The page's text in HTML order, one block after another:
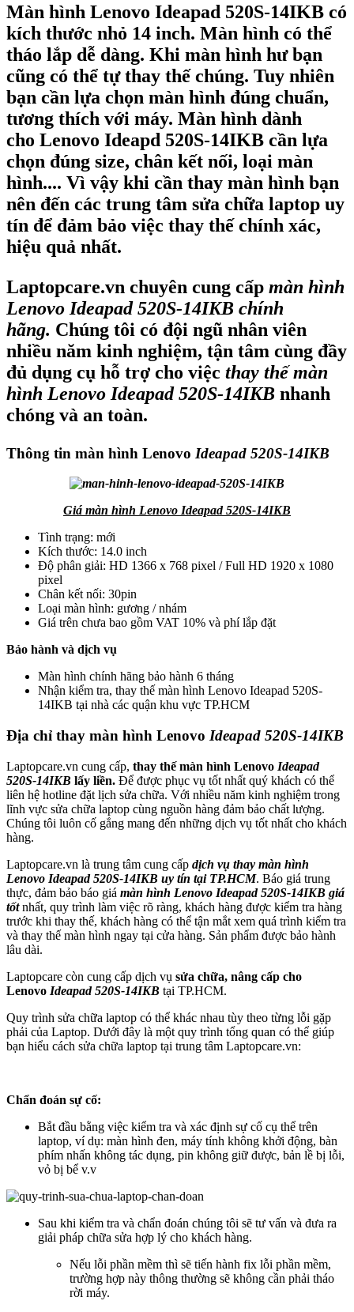
Màn hình Lenovo Ideapad 520S-14IKB có
kích thước nhỏ 14 inch. Màn hình có thể
tháo lắp dễ dàng. Khi màn hình hư bạn
cũng có thể tự thay thế chúng. Tuy nhiên
bạn cần lựa chọn màn hình đúng chuẩn,
tương thích với máy. Màn hình dành
cho Lenovo Ideapd 520S-14IKB cần lựa
chọn đúng size, chân kết nối, loại màn
hình.... Vì vậy khi cần thay màn hình bạn
nên đến các trung tâm sửa chữa laptop uy
tín để đảm bảo việc thay thế chính xác,
hiệu quả nhất.
Laptopcare.vn chuyên cung cấp màn hình
Lenovo Ideapad 520S-14IKB chính
hãng. Chúng tôi có đội ngũ nhân viên
nhiều năm kinh nghiệm, tận tâm cùng đầy
đủ dụng cụ hỗ trợ cho việc thay thế màn
hình Lenovo Ideapad 520S-14IKB nhanh
chóng và an toàn.
Thông tin màn hình Lenovo Ideapad 520S-14IKB
Giá màn hình Lenovo Ideapad 520S-14IKB
Tình trạng: mới
Kích thước: 14.0 inch
Độ phân giải: HD 1366 x 768 pixel / Full HD 1920 x 1080
pixel
Chân kết nối: 30pin
Loại màn hình: gương / nhám
Giá trên chưa bao gồm VAT 10% và phí lắp đặt
Bảo hành và dịch vụ
Màn hình chính hãng bảo hành 6 tháng
Nhận kiểm tra, thay thế màn hình Lenovo Ideapad 520S-
14IKB tại nhà các quận khu vực TP.HCM
Địa chỉ thay màn hình Lenovo Ideapad 520S-14IKB
Laptopcare.vn cung cấp, thay thế màn hình Lenovo Ideapad
520S-14IKB lấy liền. Để được phục vụ tốt nhất quý khách có thể
liên hệ hotline đặt lịch sửa chữa. Với nhiều năm kinh nghiệm trong
lĩnh vực sửa chữa laptop cùng nguồn hàng đảm bảo chất lượng.
Chúng tôi luôn cố gắng mang đến những dịch vụ tốt nhất cho khách
hàng.
Laptopcare.vn là trung tâm cung cấp dịch vụ thay màn hình
Lenovo Ideapad 520S-14IKB uy tín tại TP.HCM. Báo giá trung
thực, đảm bảo báo giá màn hình Lenovo Ideapad 520S-14IKB giá
tốtnhất, quy trình làm việc rõ ràng, khách hàng được kiểm tra hàng
trước khi thay thế, khách hàng có thể tận mắt xem quá trình kiểm tra
và thay thế màn hình ngay tại cửa hàng. Sản phẩm được bảo hành
lâu dài.
Laptopcare còn cung cấp dịch vụ sửa chữa, nâng cấp cho
Lenovo Ideapad 520S-14IKB tại TP.HCM.
Quy trình sửa chữa laptop có thể khác nhau tùy theo từng lỗi gặp
phải của Laptop. Dưới đây là một quy trình tổng quan có thể giúp
bạn hiểu cách sửa chữa laptop tại trung tâm Laptopcare.vn:
Chẩn đoán sự cố:
Bắt đầu bằng việc kiểm tra và xác định sự cố cụ thể trên
laptop, ví dụ: màn hình đen, máy tính không khởi động, bàn
phím nhấn không tác dụng, pin không giữ được, bản lề bị lỗi,
vỏ bị bể v.v
Sau khi kiểm tra và chẩn đoán chúng tôi sẽ tư vấn và đưa ra
giải pháp chữa sửa hợp lý cho khách hàng.
Nếu lỗi phần mềm thì sẽ tiến hành fix lỗi phần mềm,
trường hợp này thông thường sẽ không cần phải tháo
rời máy.